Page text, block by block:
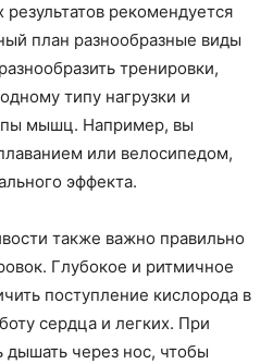
рекомендуется
план разнообразные виды
тренировки,
типу нагрузки и
мышц. Например, вы
или велосипедом,
эффекта.
также важно правильно
Глубокое и ритмичное
поступление кислорода в
сердца и легких. При
дышать через нос, чтобы